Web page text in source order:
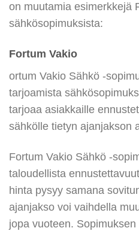
on muutamia esimerkkejä
sähkösopimuksista:
Fortum Vakio
ortum Vakio Sähkö -
tarjoamista
tarjoaa asiakkaille
sähkölle tietyn ajanjakson
Fortum Vakio Sähkö -
taloudellista
hinta pysyy samana
ajanjakso voi vaihdella
jopa vuoteen.